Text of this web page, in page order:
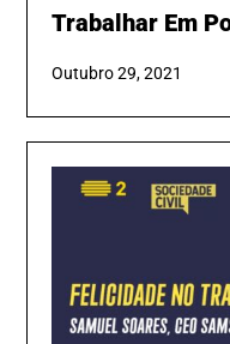
Trabalhar Em
Outubro 29, 2021